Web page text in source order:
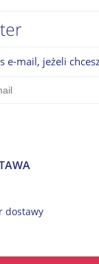
e-mail, jeżeli
dostawy